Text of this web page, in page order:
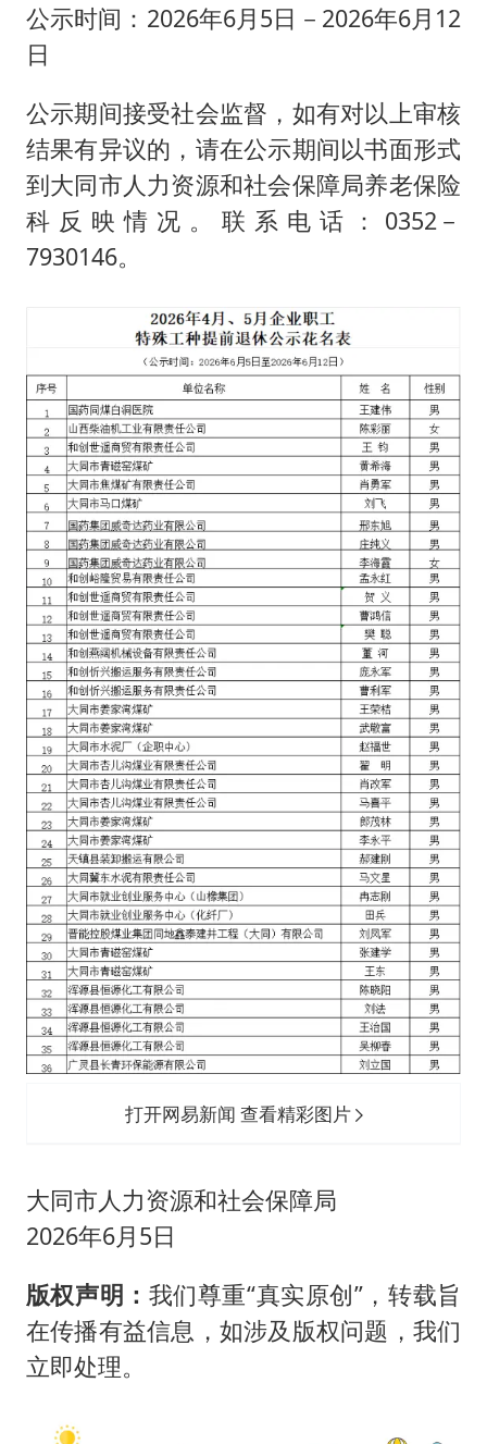
公示时间：2026年6月5日－2026年6月12
日
公示期间接受社会监督，如有对以上审核
结果有异议的，请在公示期间以书面形式
到大同市人力资源和社会保障局养老保险
科反映情况。联系电话：0352－
7930146。
打开网易新闻 查看精彩图片
大同市人力资源和社会保障局
‎2026‎年‎6‎月‎5日
版权声明： 我们尊重“真实原创”，转载旨
在传播有益信息，如涉及版权问题，我们
立即处理。